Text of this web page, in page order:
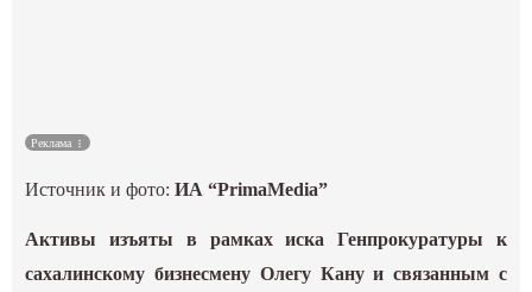
Реклама
Источник и фото:ИА “PrimaMedia”
Активы изъяты в рамках иска Генпрокуратуры к
сахалинскому бизнесмену Олегу Кану и связанным с